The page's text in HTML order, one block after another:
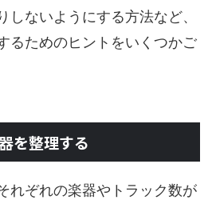
しないようにする方法など、
るためのヒントをいくつかご
を整理する
れぞれの楽器やトラック数が